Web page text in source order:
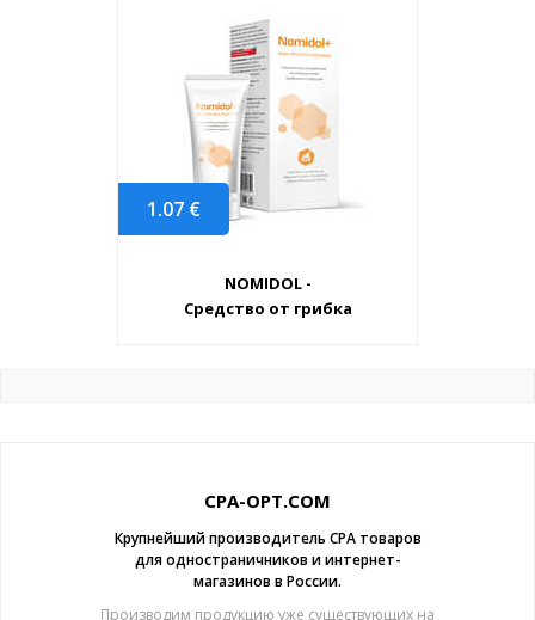
1.07 €
NOMIDOL -
Средство от грибка
CPA-OPT.COM
Крупнейший производитель CPA товаров
для одностраничников и интернет-
магазинов в России.
Производим продукцию уже существующих на